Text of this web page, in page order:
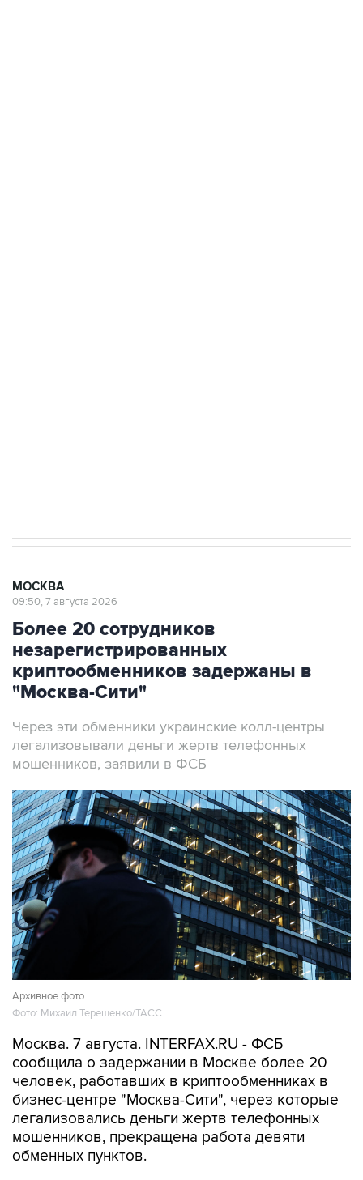
МОСКВА
09:50, 7 августа 2026
Более 20 сотрудников
незарегистрированных
криптообменников задержаны в
"Москва-Сити"
Через эти обменники украинские колл-центры
легализовывали деньги жертв телефонных
мошенников, заявили в ФСБ
Архивное фото
Фото: Михаил Терещенко/ТАСС
Москва. 7 августа. INTERFAX.RU - ФСБ
сообщила о задержании в Москве более 20
человек, работавших в криптообменниках в
бизнес-центре "Москва-Сити", через которые
легализовались деньги жертв телефонных
мошенников, прекращена работа девяти
обменных пунктов.